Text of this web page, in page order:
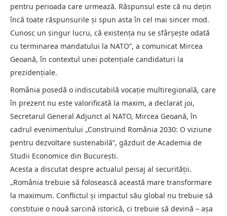
pentru perioada care urmează. Răspunsul este că nu dețin
încă toate răspunsurile și spun asta în cel mai sincer mod.
Cunosc un singur lucru, că existența nu se sfârșește odată
cu terminarea mandatului la NATO”, a comunicat Mircea
Geoană, în contextul unei potențiale candidaturi la
prezidențiale.
România posedă o indiscutabilă vocație multiregională, care
în prezent nu este valorificată la maxim, a declarat joi,
Secretarul General Adjunct al NATO, Mircea Geoană, în
cadrul evenimentului „Construind România 2030: O viziune
pentru dezvoltare sustenabilă”, găzduit de Academia de
Studii Economice din București.
Acesta a discutat despre actualul peisaj al securității.
„România trebuie să folosească această mare transformare
la maximum. Conflictul și impactul său global nu trebuie să
constituie o nouă sarcină istorică, ci trebuie să devină – așa